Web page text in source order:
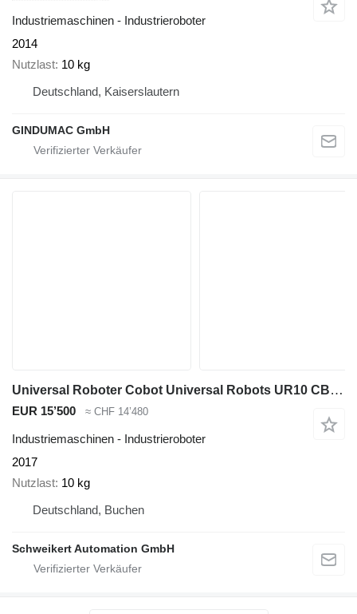
Industriemaschinen - Industrieroboter
2014
Nutzlast 10 kg
Deutschland, Kaiserslautern
GINDUMAC GmbH
Universal Roboter Cobot Universal Robots UR10 CB3.1
EUR 15’500 ≈ CHF 14’480
Industriemaschinen - Industrieroboter
2017
Nutzlast 10 kg
Deutschland, Buchen
Schweikert Automation GmbH